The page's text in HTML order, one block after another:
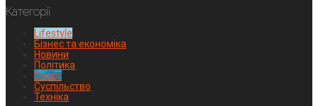
Категорії
Lifestyle
Бізнес та економіка
Новини
Політика
Спорт
Суспільство
Техніка